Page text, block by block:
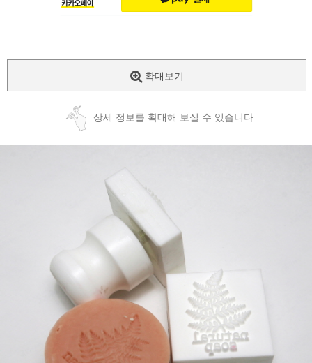
확대보기
상세 정보를 확대해 보실 수 있습니다